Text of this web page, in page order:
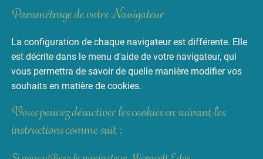
Paramétrage de votre Navigateur
La configuration de chaque navigateur est différente. Elle
est décrite dans le menu d'aide de votre navigateur, qui
vous permettra de savoir de quelle manière modifier vos
souhaits en matière de cookies.
Vous pouvez désactiver les cookies en suivant les
instructions comme suit :